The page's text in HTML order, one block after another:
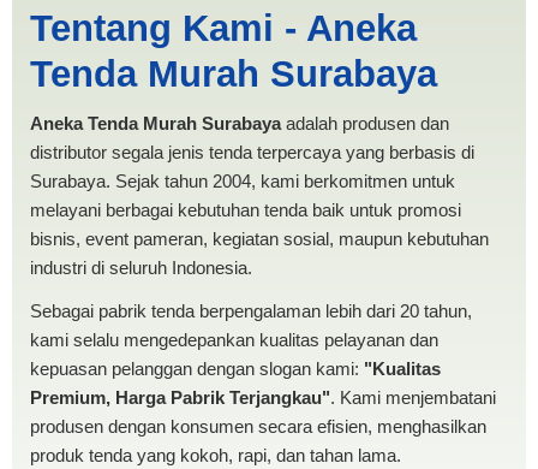
Spanten Aceh | PRODUKSI
ANEKA TENDA MURAH
Tentang Kami - Aneka
Tenda Murah Surabaya
Aneka Tenda Murah Surabayaadalah produsen dan
distributor segala jenis tenda terpercaya yang berbasis di
Surabaya. Sejak tahun 2004, kami berkomitmen untuk
melayani berbagai kebutuhan tenda baik untuk promosi
bisnis, event pameran, kegiatan sosial, maupun kebutuhan
industri di seluruh Indonesia.
Sebagai pabrik tenda berpengalaman lebih dari 20 tahun,
kami selalu mengedepankan kualitas pelayanan dan
kepuasan pelanggan dengan slogan kami: "Kualitas
Premium, Harga Pabrik Terjangkau". Kami menjembatani
produsen dengan konsumen secara efisien, menghasilkan
produk tenda yang kokoh, rapi, dan tahan lama.